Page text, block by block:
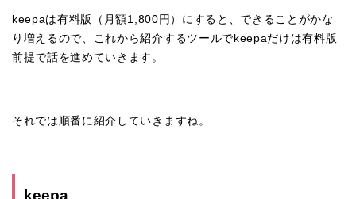
keepaは有料版（月額1,800円）にすると、できることがかな
り増えるので、これから紹介するツールでkeepaだけは有料版
前提で話を進めていきます。
それでは順番に紹介していきますね。
keepa